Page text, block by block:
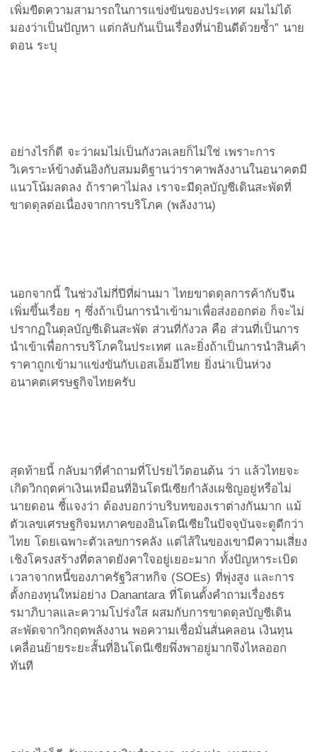
เพิ่มขีดความสามารถในการแข่งขันของประเทศ ผมไม่ได้
มองว่าเป็นปัญหา แต่กลับกันเป็นเรื่องที่น่ายินดีด้วยซ้ำ” นาย
ดอน ระบุ
อย่างไรก็ดี จะว่าผมไม่เป็นกังวลเลยก็ไม่ใช่ เพราะการ
วิเคราะห์ข้างต้นอิงกับสมมติฐานว่าราคาพลังงานในอนาคตมี
แนวโน้มลดลง ถ้าราคาไม่ลง เราจะมีดุลบัญชีเดินสะพัดที่
ขาดดุลต่อเนื่องจากการบริโภค (พลังงาน)
นอกจากนี้ ในช่วงไม่กี่ปีที่ผ่านมา ไทยขาดดุลการค้ากับจีน
เพิ่มขึ้นเรื่อย ๆ ซึ่งถ้าเป็นการนำเข้ามาเพื่อส่งออกต่อ ก็จะไม่
ปรากฏในดุลบัญชีเดินสะพัด ส่วนที่กังวล คือ ส่วนที่เป็นการ
นำเข้าเพื่อการบริโภคในประเทศ และยิ่งถ้าเป็นการนำสินค้า
ราคาถูกเข้ามาแข่งขันกับเอสเอ็มอีไทย ยิ่งน่าเป็นห่วง
อนาคตเศรษฐกิจไทยครับ
สุดท้ายนี้ กลับมาที่คำถามที่โปรยไว้ตอนต้น ว่า แล้วไทยจะ
เกิดวิกฤตค่าเงินเหมือนที่อินโดนีเซียกำลังเผชิญอยู่หรือไม่
นายดอน ชี้แจงว่า ต้องบอกว่าบริบทของเราต่างกันมาก แม้
ตัวเลขเศรษฐกิจมหภาคของอินโดนีเซียในปัจจุบันจะดูดีกว่า
ไทย โดยเฉพาะตัวเลขการคลัง แต่ไส้ในของเขามีความเสี่ยง
เชิงโครงสร้างที่ตลาดยังคาใจอยู่เยอะมาก ทั้งปัญหาระเบิด
เวลาจากหนี้ของภาครัฐวิสาหกิจ (SOEs) ที่พุ่งสูง และการ
ตั้งกองทุนใหม่อย่าง Danantara ที่โดนตั้งคำถามเรื่องธร
รมาภิบาลและความโปร่งใส ผสมกับการขาดดุลบัญชีเดิน
สะพัดจากวิกฤตพลังงาน พอความเชื่อมั่นสั่นคลอน เงินทุน
เคลื่อนย้ายระยะสั้นที่อินโดนีเซียพึ่งพาอยู่มากจึงไหลออก
ทันที